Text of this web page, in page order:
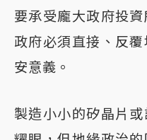
要承受龐大政府投
政府必須直接、反
安意義。
製造小小的矽晶片